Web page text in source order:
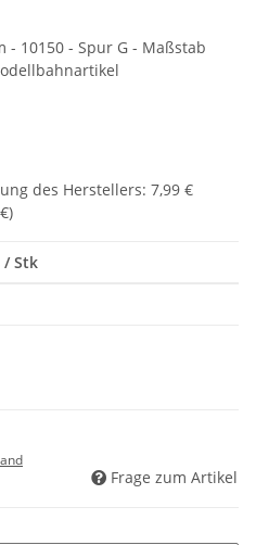
- 10150 - Spur G - Maßstab
des Herstellers: 7,99 €
)
/ Stk
Frage zum Artikel